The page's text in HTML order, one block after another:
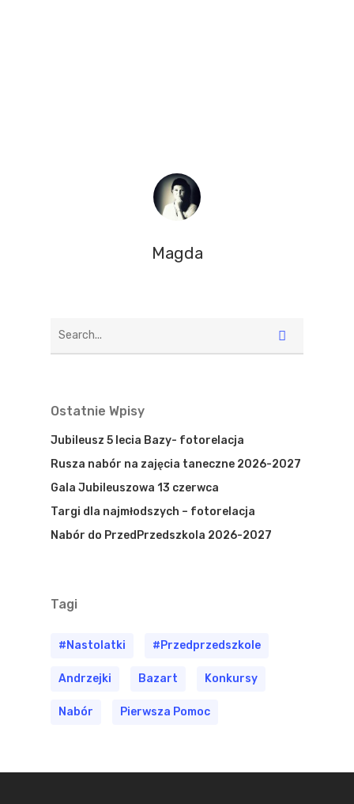
Magda
Ostatnie Wpisy
Jubileusz 5 lecia Bazy- fotorelacja
Rusza nabór na zajęcia taneczne 2026-2027
Gala Jubileuszowa 13 czerwca
Targi dla najmłodszych – fotorelacja
Nabór do PrzedPrzedszkola 2026-2027
Tagi
#nastolatki #przedprzedszkole
Andrzejki Bazart Konkursy
Nabór Pierwsza Pomoc